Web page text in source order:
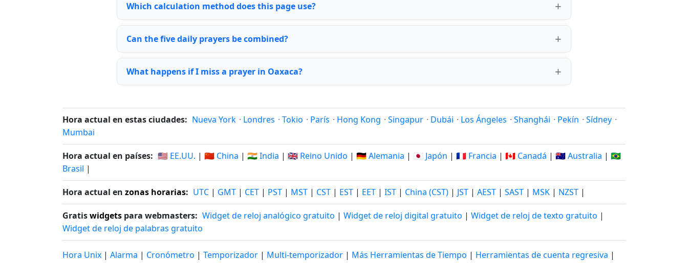
Which calculation method does this page use?
Can the five daily prayers be combined?
What happens if I miss a prayer in Oaxaca?
Hora actual en estas ciudades: Nueva York · Londres · Tokio · París · Hong Kong · Singapur · Dubái · Los Ángeles · Shanghái · Pekín · Sídney ·
Mumbai
Hora actual en países: 🇺🇸 EE.UU. | 🇨🇳 China | 🇮🇳 India | 🇬🇧 Reino Unido | 🇩🇪 Alemania | 🇯🇵 Japón | 🇫🇷 Francia | 🇨🇦 Canadá | 🇦🇺 Australia | 🇧🇷
Brasil |
Hora actual en zonas horarias: UTC | GMT | CET | PST | MST | CST | EST | EET | IST | China (CST) | JST | AEST | SAST | MSK | NZST |
Gratiswidgets para webmasters: Widget de reloj analógico gratuito | Widget de reloj digital gratuito | Widget de reloj de texto gratuito |
Widget de reloj de palabras gratuito
Hora Unix | Alarma | Cronómetro | Temporizador | Multi-temporizador | Más Herramientas de Tiempo | Herramientas de cuenta regresiva |